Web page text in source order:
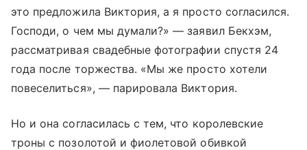
это предложила Виктория, а я просто согласился.
Господи, о чем мы думали?» — заявил Бекхэм,
рассматривая свадебные фотографии спустя 24
года после торжества. «Мы же просто хотели
повеселиться», — парировала Виктория.
Но и она согласилась с тем, что королевские
троны с позолотой и фиолетовой обивкой